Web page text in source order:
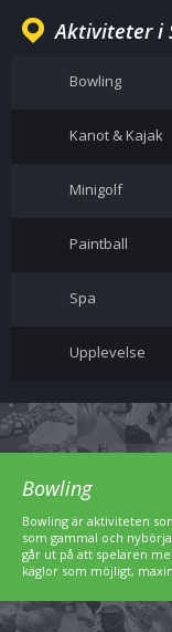
Aktiviteter i
Bowling
Kanot & Kajak
Minigolf
Paintball
Spa
Upplevelse
Bowling
Bowling är aktiviteten
som gammal och
går ut på att spelaren
käglor som möjligt,